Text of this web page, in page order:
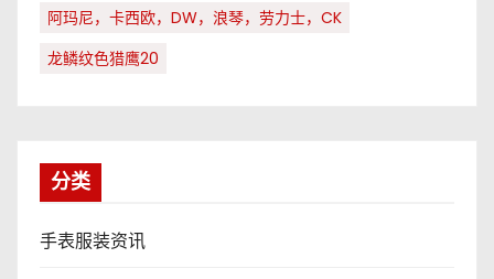
阿玛尼，卡西欧，DW，浪琴，劳力士，CK
龙鳞纹色猎鹰20
分类
手表服装资讯